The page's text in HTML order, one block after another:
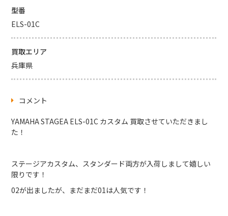
型番
ELS-01C
買取エリア
兵庫県
コメント
YAMAHA STAGEA ELS-01C カスタム 買取させていただきまし
た！
ステージアカスタム、スタンダード両方が入荷しまして嬉しい
限りです！
02が出ましたが、まだまだ01は人気です！